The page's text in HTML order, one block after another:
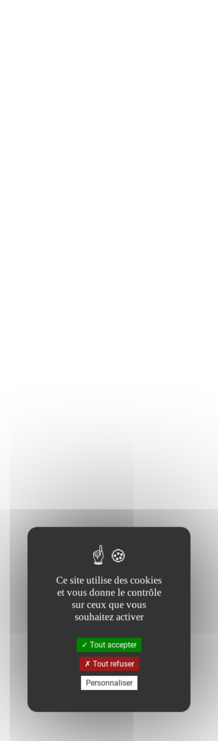
Ce site utilise des cookies
et vous donne le contrôle
sur ceux que vous
souhaitez activer
Tout accepter
Tout refuser
Personnaliser